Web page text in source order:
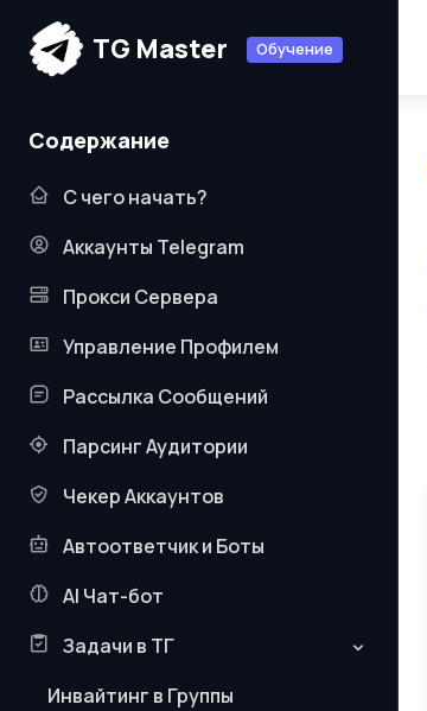
TG Master
v3.2.7
Обучение
TG Master Обучение
Содержание
С чего начать?
Аккаунты Telegram
Прокси Сервера
Управление Профилем
Рассылка Сообщений
Парсинг Аудитории
Чекер Аккаунтов
Автоответчик и Боты
AI Чат-бот
Задачи в ТГ
Инвайтинг в Группы